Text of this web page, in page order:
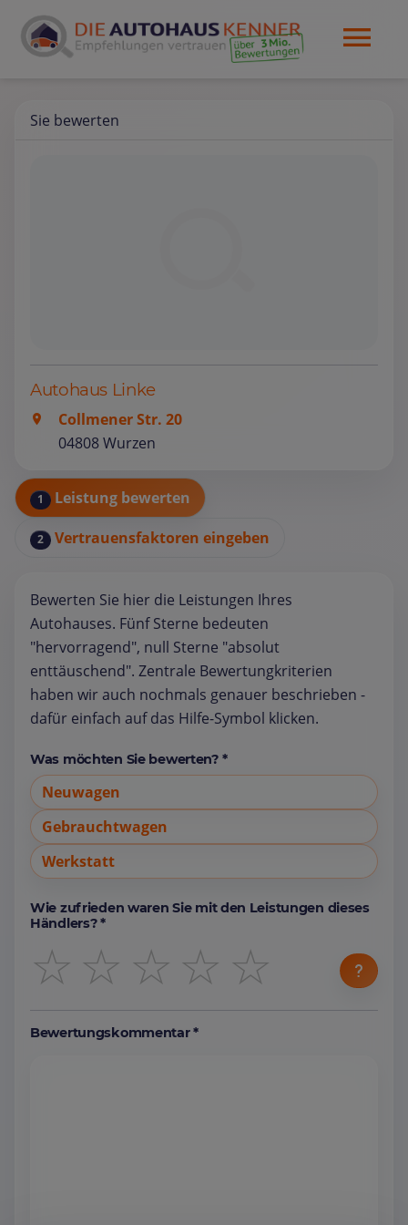
Sie bewerten
Autohaus Linke
Collmener Str. 20
04808 Wurzen
1 Leistung bewerten
2 Vertrauensfaktoren eingeben
Bewerten Sie hier die Leistungen Ihres
Autohauses. Fünf Sterne bedeuten
"hervorragend", null Sterne "absolut
enttäuschend". Zentrale Bewertungkriterien
haben wir auch nochmals genauer beschrieben -
dafür einfach auf das Hilfe-Symbol klicken.
Was möchten Sie bewerten? *
Neuwagen
Gebrauchtwagen
Werkstatt
Wie zufrieden waren Sie mit den Leistungen dieses
Händlers? *
☆
☆
☆
☆
☆
Bewertungskommentar *